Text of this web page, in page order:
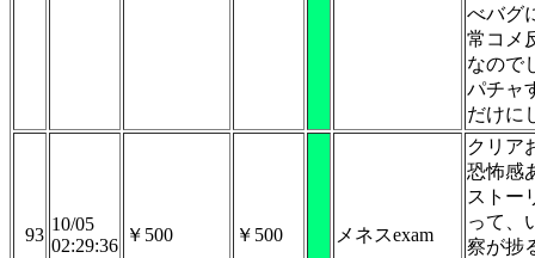
べバグ
常コメ
なので
パチャ
だけに
93
10/05
02:29:36
￥500 ￥500 メネスexam
クリア
恐怖感
ストー
って、
察が捗